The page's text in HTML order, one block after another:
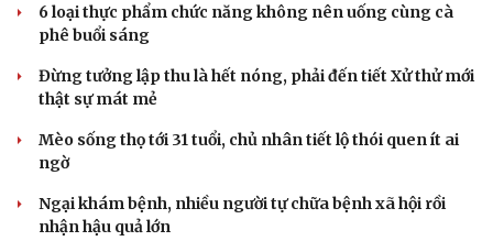
6 loại thực phẩm chức năng không nên uống cùng cà
phê buổi sáng
Đừng tưởng lập thu là hết nóng, phải đến tiết Xử thử mới
thật sự mát mẻ
Mèo sống thọ tới 31 tuổi, chủ nhân tiết lộ thói quen ít ai
ngờ
Ngại khám bệnh, nhiều người tự chữa bệnh xã hội rồi
nhận hậu quả lớn